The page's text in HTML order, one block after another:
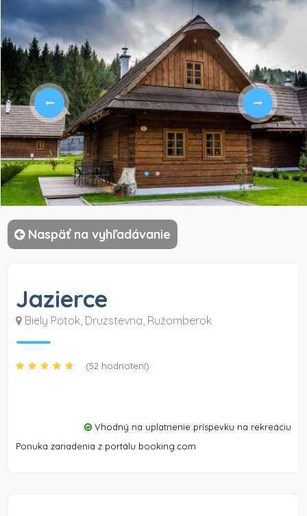
)
Naspäť na vyhľadávanie
Jazierce
Biely Potok, Druzstevna, Ružomberok
(52 hodnotení)
Vhodný na uplatnenie príspevku na rekreáciu
Ponuka zariadenia z portálu booking.com